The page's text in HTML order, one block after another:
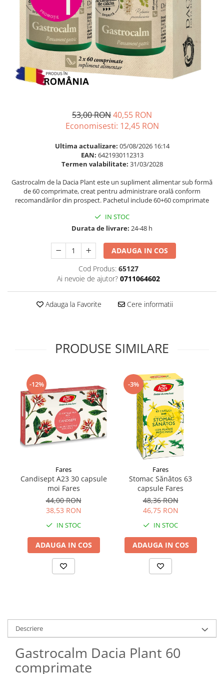
Omega 3
Par si unghii
Probiotice si prebiotice
Sanatate urinara
Somn stres si anxietate
Supliment Magneziu
Supliment Vitamina B
Supliment Vitamina D3
Supliment Vitamina E
Tincturi si Gemoderivate
Vitamine si minerale
Ingrijire par
Balsam masca si tratament
Produse cu SPF Pentru Fata
Repelenti insecte
53,00 RON40,55 RON
Economisesti: 12,45 RON
Ultima actualizare: 05/08/2026 16:14
EAN: 6421930112313
Termen valabilitate: 31/03/2028
Gastrocalm de la Dacia Plant este un supliment alimentar sub formă
de 60 comprimate, creat pentru administrare orală conform
recomandărilor din prospect. Pachetul include 60+60 comprimate
IN STOC
Durata de livrare: 24-48 h
ADAUGA IN COS
Cod Produs: 65127
Ai nevoie de ajutor? 0711064602
Adauga la Favorite Cere informatii
PRODUSE SIMILARE
-12%
Fares
Candisept A23 30 capsule
moi Fares
44,00 RON
38,53 RON
IN STOC
ADAUGA IN COS
-3%
Fares
Stomac Sănătos 63
capsule Fares
48,36 RON
46,75 RON
IN STOC
ADAUGA IN COS
Descriere
Gastrocalm Dacia Plant 60
comprimate